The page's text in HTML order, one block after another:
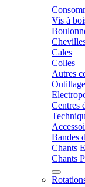
Vis à
Cales
Colles
Autres
Outillage
Centres
Bandes
Chants
Chants